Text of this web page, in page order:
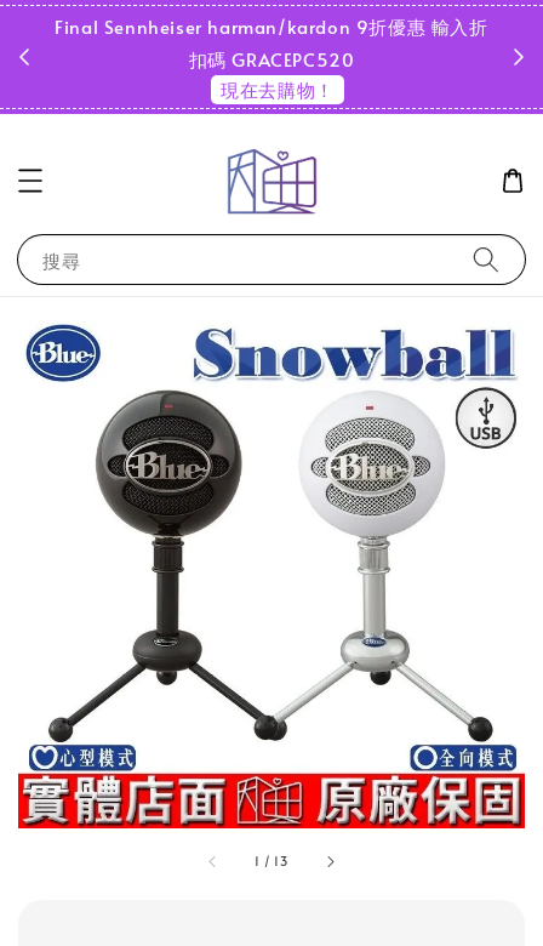
Final Sennheiser harman/kardon 9折優惠 輸入折
扣碼 GRACEPC520
現在去購物！
搜尋
1 / 13